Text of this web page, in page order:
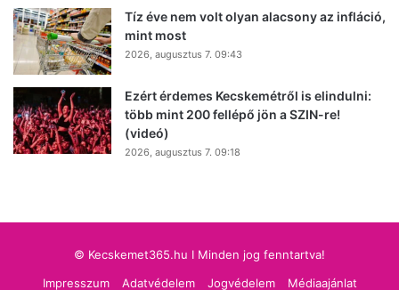
Tíz éve nem volt olyan alacsony az infláció,
mint most
2026, augusztus 7. 09:43
Ezért érdemes Kecskemétről is elindulni:
több mint 200 fellépő jön a SZIN-re!
(videó)
2026, augusztus 7. 09:18
© Kecskemet365.hu I Minden jog fenntartva!
Impresszum
Adatvédelem Jogvédelem Médiaajánlat